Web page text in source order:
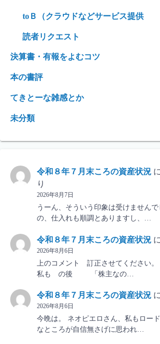
toＢ（クラウドなどサービス提供
読者リクエスト
決算書・有報をよむコツ
本の書評
てきとーな雑感とか
未分類
令和８年７月末ころの資産状況 に
り
2026年8月7日
うーん、そういう印象は受けません
の、仕入れも順調とありますし、…
令和８年７月末ころの資産状況 に
2026年8月6日
上のコメント 訂正させてください。
私も の後 「株主なの…
令和８年７月末ころの資産状況 に
2026年8月6日
今晩は。 ネオピエロさん、私もロー
なところが自信無さげに思われ…